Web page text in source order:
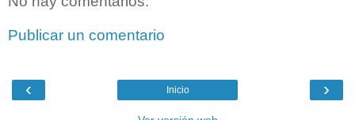
Publicar un comentario
‹ ›
Inicio